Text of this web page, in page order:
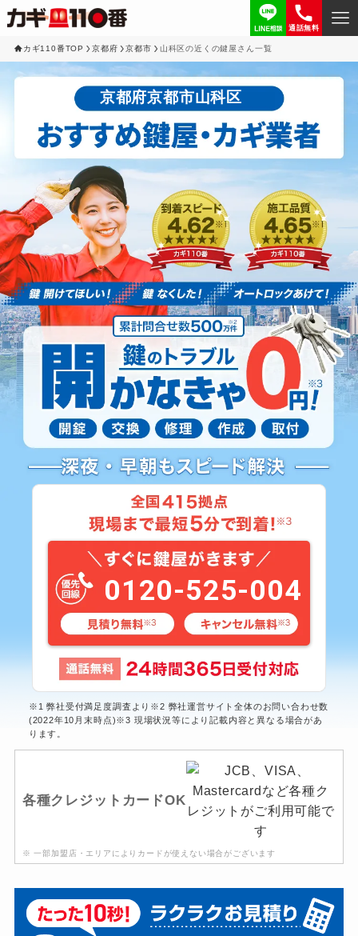
通話無料
カギ110番TOP 京都府 京都市 山科区の近くの鍵屋さん一覧
京都府京都市山科区
0120-525-004
※1 弊社受付満足度調査より※2 弊社運営サイト全体のお問い合わせ数
(2022年10月末時点)※3 現場状況等により記載内容と異なる場合があ
ります。
各種クレジットカードOK
※ 一部加盟店・エリアによりカードが使えない場合がございます